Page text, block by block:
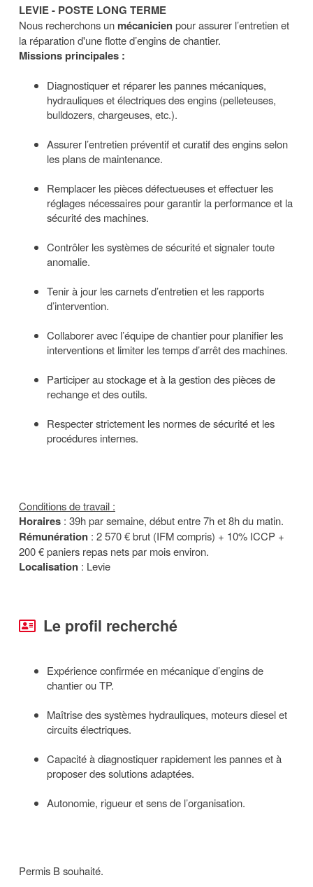
LEVIE - POSTE LONG TERME
Nous recherchons un mécanicienpour assurer l’entretien et
la réparation d'une flotte d’engins de chantier.
Missions principales :
Diagnostiquer et réparer les pannes mécaniques,
hydrauliques et électriques des engins (pelleteuses,
bulldozers, chargeuses, etc.).
Assurer l’entretien préventif et curatif des engins selon
les plans de maintenance.
Remplacer les pièces défectueuses et effectuer les
réglages nécessaires pour garantir la performance et la
sécurité des machines.
Contrôler les systèmes de sécurité et signaler toute
anomalie.
Tenir à jour les carnets d’entretien et les rapports
d’intervention.
Collaborer avec l’équipe de chantier pour planifier les
interventions et limiter les temps d’arrêt des machines.
Participer au stockage et à la gestion des pièces de
rechange et des outils.
Respecter strictement les normes de sécurité et les
procédures internes.
Conditions de travail :
Horaires : 39h par semaine, début entre 7h et 8h du matin.
Rémunération : 2 570 € brut (IFM compris) + 10% ICCP +
200 € paniers repas nets par mois environ.
Localisation : Levie
Le profil recherché
Expérience confirmée en mécanique d’engins de
chantier ou TP.
Maîtrise des systèmes hydrauliques, moteurs diesel et
circuits électriques.
Capacité à diagnostiquer rapidement les pannes et à
proposer des solutions adaptées.
Autonomie, rigueur et sens de l’organisation.
Permis B souhaité.